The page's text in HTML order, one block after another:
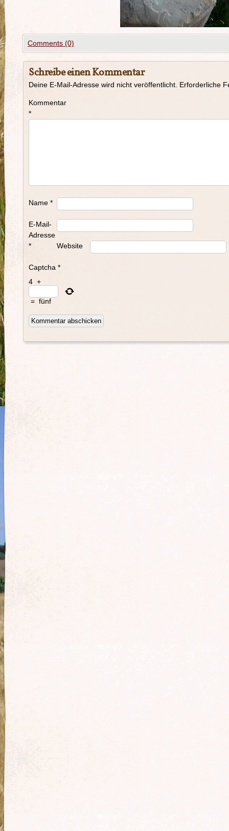
Comments (0)
Schreibe einen Kommentar
Deine E-Mail-Adresse wird nicht veröffentlicht. Erforderliche
Kommentar
*
Name *
E-Mail-
Adresse
*
Website
Captcha *
4 +
= fünf